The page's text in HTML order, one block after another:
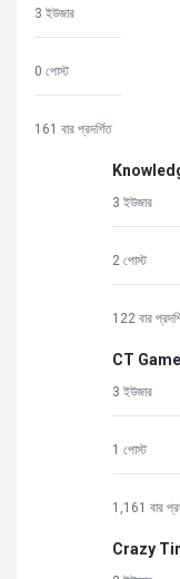
3 ইউজার
0 পোস্ট
161 বার প্রদর্শিত
3 ইউজার
2 পোস্ট
122 বার
CT
3 ইউজার
1 পোস্ট
1,161 বার
Crazy